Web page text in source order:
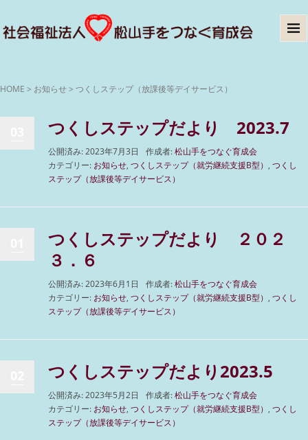
HOME > お知らせ> つくしステップ（放課後等デイサービス）
つくしステップだより 2023.7
公開済み: 2023年7月3日 作成者:松山手をつなぐ育成会
カテゴリー: お知らせ, つくしステップ（就労継続支援B型） , つくし
ステップ（放課後等デイサービス）
つくしステップだより ２０２
３．６
公開済み: 2023年6月1日 作成者:松山手をつなぐ育成会
カテゴリー: お知らせ, つくしステップ（就労継続支援B型） , つくし
ステップ（放課後等デイサービス）
つくしステップだより2023.5
公開済み: 2023年5月2日 作成者:松山手をつなぐ育成会
カテゴリー: お知らせ, つくしステップ（就労継続支援B型） , つくし
ステップ（放課後等デイサービス）